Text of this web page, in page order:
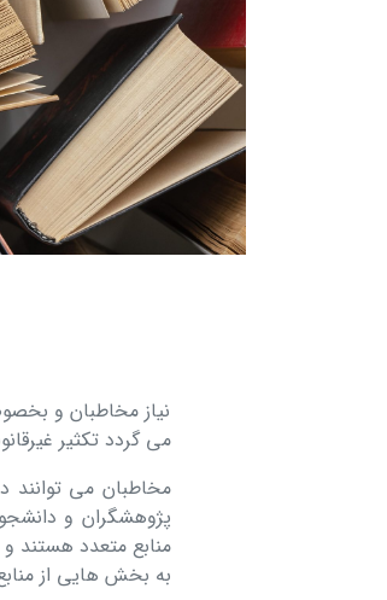
نیاز مخاطبان و
می گردد تکثیر
مخاطبان می توانند
پژوهشگران و
منابع متعدد هستند و
به بخش هایی از